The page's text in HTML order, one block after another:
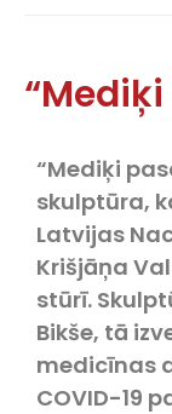
“Mediķi
skulptūra,
Latvijas
Krišjāņa
stūrī.
Bikše, tā
medicīnas
COVID-19